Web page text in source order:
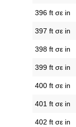
396 ft σε in
397 ft σε in
398 ft σε in
399 ft σε in
400 ft σε in
401 ft σε in
402 ft σε in